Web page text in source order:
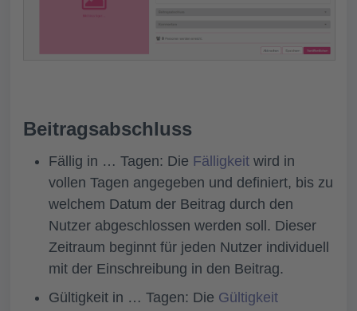
Beitragsabschluss
Fällig in … Tagen: Die Fälligkeit wird in
vollen Tagen angegeben und definiert, bis zu
welchem Datum der Beitrag durch den
Nutzer abgeschlossen werden soll. Dieser
Zeitraum beginnt für jeden Nutzer individuell
mit der Einschreibung in den Beitrag.
Gültigkeit in … Tagen: Die Gültigkeit